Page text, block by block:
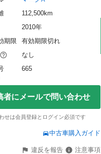
112,500km
2010年
期限
有効期限切れ
なし
665
者にメールで問い合わせ
せは会員登録とログイン必須です
中古車購入ガイド
違反を報告
注意事項